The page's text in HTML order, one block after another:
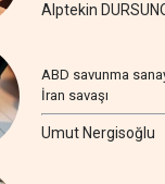
Alptekin
ABD savunma
İran savaşı
Umut Nergisoğlu